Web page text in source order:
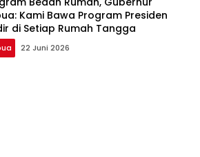
Kami Bawa Program Presiden
di Setiap Rumah Tangga
22 Juni 2026